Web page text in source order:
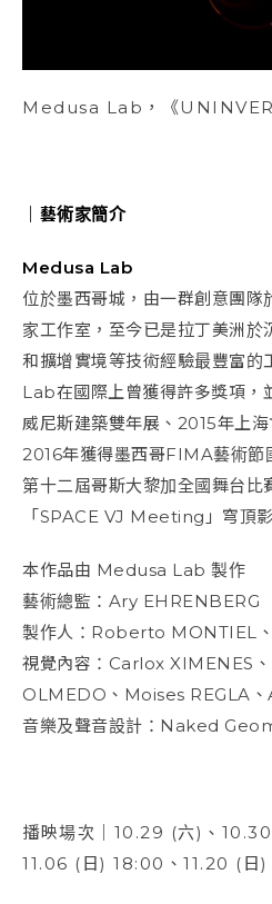
Medusa Lab，《
｜藝術家簡介
Medusa Lab
位於墨西哥城，由一群創意團
家工作室，至今已是拉丁美洲於
和擴增實境等技術經驗最豐富
Lab在國際上曾獲得許多獎項，
威尼斯建築雙年展、2015年上
2016年獲得墨西哥FIMA藝術節
第十二屆哥斯大黎加全國舞台比
「SPACE VJ Meeting」穹頂
本作品由 Medusa Lab 製作
藝術總監：Ary EHRENBERG
製作人：Roberto MONTIEL
視覺內容：Carlox XIMENES
OLMEDO、Moises REGLA
音樂及聲音設計：Naked
播映場次｜10.29 (六)、
11.06 (日) 18:00、11.20 (日